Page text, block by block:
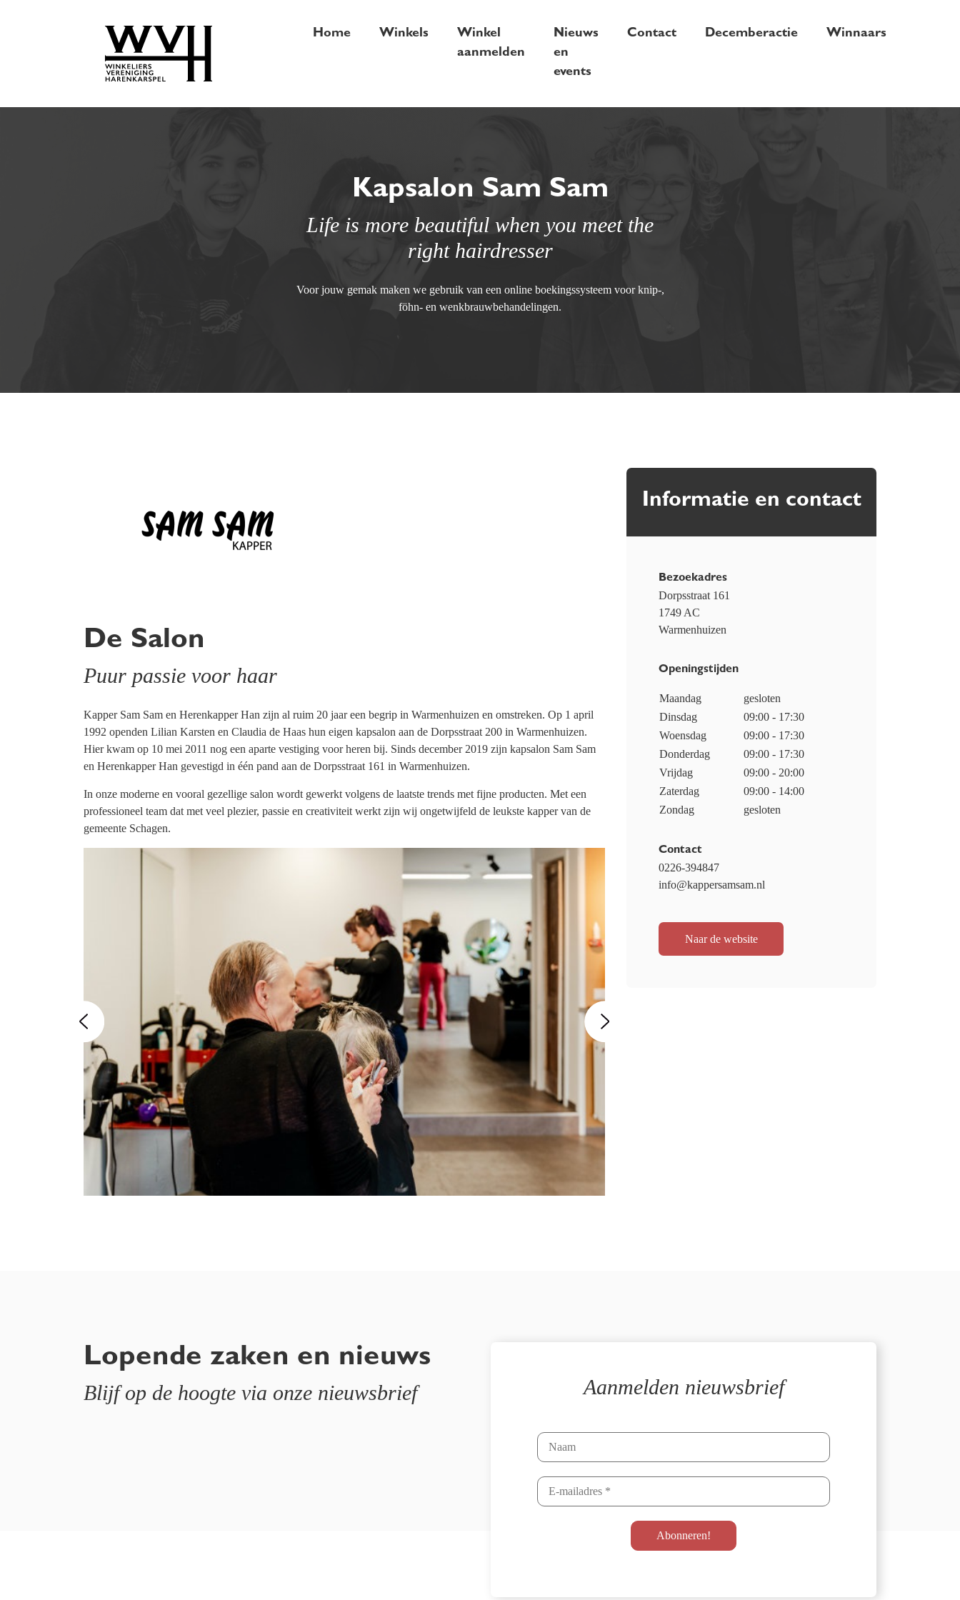
Home Winkels
Winkel
aanmelden
Nieuws
en
events
Contact Decemberactie Winnaars
Kapsalon Sam Sam
Life is more beautiful when you meet the
right hairdresser
Voor jouw gemak maken we gebruik van een online boekingssysteem voor knip-,
föhn- en wenkbrauwbehandelingen.
De Salon
Puur passie voor haar
Kapper Sam Sam en Herenkapper Han zijn al ruim 20 jaar een begrip in Warmenhuizen en omstreken. Op 1 april
1992 openden Lilian Karsten en Claudia de Haas hun eigen kapsalon aan de Dorpsstraat 200 in Warmenhuizen.
Hier kwam op 10 mei 2011 nog een aparte vestiging voor heren bij. Sinds december 2019 zijn kapsalon Sam Sam
en Herenkapper Han gevestigd in één pand aan de Dorpsstraat 161 in Warmenhuizen.
In onze moderne en vooral gezellige salon wordt gewerkt volgens de laatste trends met fijne producten. Met een
professioneel team dat met veel plezier, passie en creativiteit werkt zijn wij ongetwijfeld de leukste kapper van de
gemeente Schagen.
Informatie en contact
Bezoekadres
Dorpsstraat 161
1749 AC
Warmenhuizen
Openingstijden
Maandag
gesloten
Dinsdag
09:00 - 17:30
Woensdag
09:00 - 17:30
Donderdag
09:00 - 17:30
Vrijdag
09:00 - 20:00
Zaterdag
09:00 - 14:00
Zondag
gesloten
Contact
0226-394847
info@kappersamsam.nl
Naar de website
Lopende zaken en nieuws
Blijf op de hoogte via onze nieuwsbrief Aanmelden nieuwsbrief